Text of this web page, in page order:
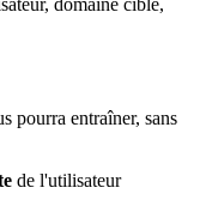
pourra entraîner, sans
de l'utilisateur